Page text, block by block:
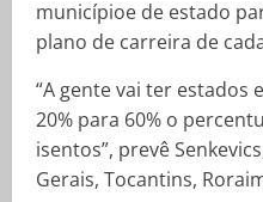
municípioe de estado
plano de carreira de
“A gente vai ter estados
20% para 60% o
isentos”, prevê
Gerais, Tocantins,